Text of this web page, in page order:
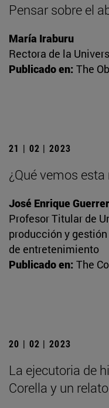
Pensar sobre el
María Iraburu
Rectora de la
Publicado en: The
21 | 02 | 2023
¿Qué vemos esta
José Enrique
Profesor Titular de
producción y
de entretenimiento
Publicado en: The
20 | 02 | 2023
La ejecutoria de
Corella y un